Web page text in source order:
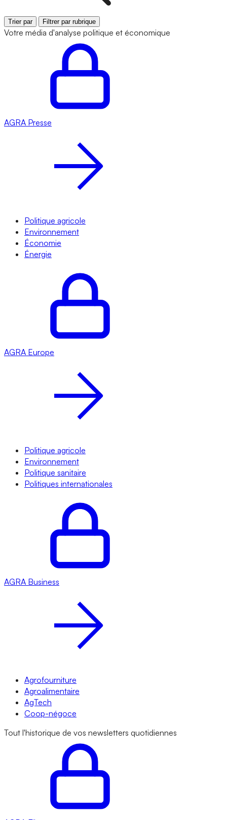
Trier par Filtrer par rubrique
Votre média d'analyse politique et économique
AGRA Presse
Politique agricole
Environnement
Économie
Énergie
AGRA Europe
Politique agricole
Environnement
Politique sanitaire
Politiques internationales
AGRA Business
Agrofourniture
Agroalimentaire
AgTech
Coop-négoce
Tout l'historique de vos newsletters quotidiennes